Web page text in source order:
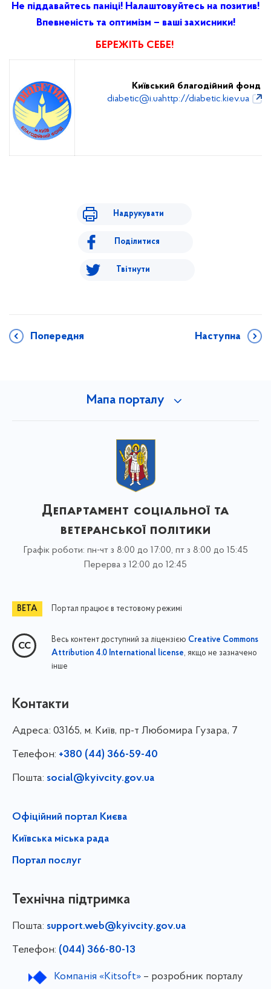
Не піддавайтесь паніці! Налаштовуйтесь на позитив!
Впевненість та оптимізм – ваші захисники!
БЕРЕЖІТЬ СЕБЕ!
Київський благодійний фонд
diabetic@i.uahttp://diabetic.kiev.ua
Надрукувати
Поділитися
Твітнути
Попередня Наступна
Мапа порталу
Департамент соціальної та
ветеранської політики
Графік роботи: пн-чт з 8:00 до 17:00, пт з 8:00 до 15:45
Перерва з 12:00 до 12:45
Портал працює в тестовому режимі
Весь контент доступний за ліцензією Creative Commons
Attribution 4.0 International license, якщо не зазначено
інше
Контакти
Адреса: 03165, м. Київ, пр-т Любомира Гузара, 7
Телефон: +380 (44) 366-59-40
Пошта: social@kyivcity.gov.ua
Офіційний портал Києва
Київська міська рада
Портал послуг
Технічна підтримка
Пошта: support.web@kyivcity.gov.ua
Телефон: (044) 366-80-13
Компанія «Kitsoft»– розробник порталу